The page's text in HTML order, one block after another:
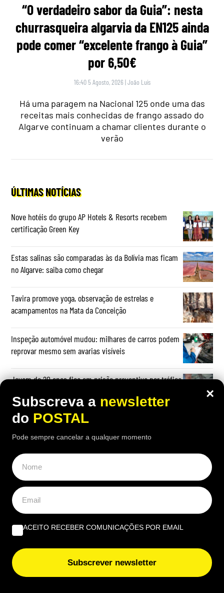
“O verdadeiro sabor da Guia”: nesta
churrasqueira algarvia da EN125 ainda
pode comer “excelente frango à Guia”
por 6,50€
16:40 5 Agosto, 2026 |João Luís
Há uma paragem na Nacional 125 onde uma das
receitas mais conhecidas de frango assado do
Algarve continuam a chamar clientes durante o
verão
ÚLTIMAS NOTÍCIAS
Nove hotéis do grupo AP Hotels & Resorts recebem
certificação Green Key
Estas salinas são comparadas às da Bolívia mas ficam
no Algarve: saiba como chegar
Tavira promove yoga, observação de estrelas e
acampamentos na Mata da Conceição
Inspeção automóvel mudou: milhares de carros podem
reprovar mesmo sem avarias visíveis
Jovem de 20 anos fica em prisão preventiva por tráfico
OPINIÃO
O que fazer quando tudo arde? Impedir os bombeiros
voluntários de serem precários | Por Cobramor
Tripla preocupação | Por Luís Ganhão
×
Subscreva a newsletter
do POSTAL
Pode sempre cancelar a qualquer momento
ACEITO RECEBER COMUNICAÇÕES POR EMAIL
Subscrever newsletter